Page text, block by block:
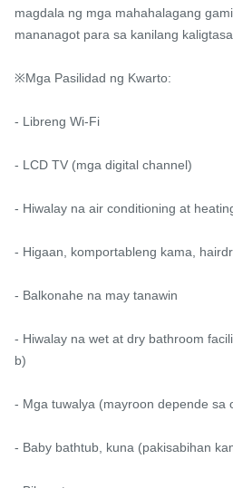
magdala ng mga mahahalagang
mananagot para sa kanilang
※Mga Pasilidad ng Kwarto:
- Libreng Wi-Fi
- LCD TV (mga digital channel)
- Hiwalay na air conditioning at
- Higaan, komportableng kama,
- Balkonahe na may tanawin
- Hiwalay na wet at dry bathroom
b)
- Mga tuwalya (mayroon depende sa
- Baby bathtub, kuna (pakisabihan